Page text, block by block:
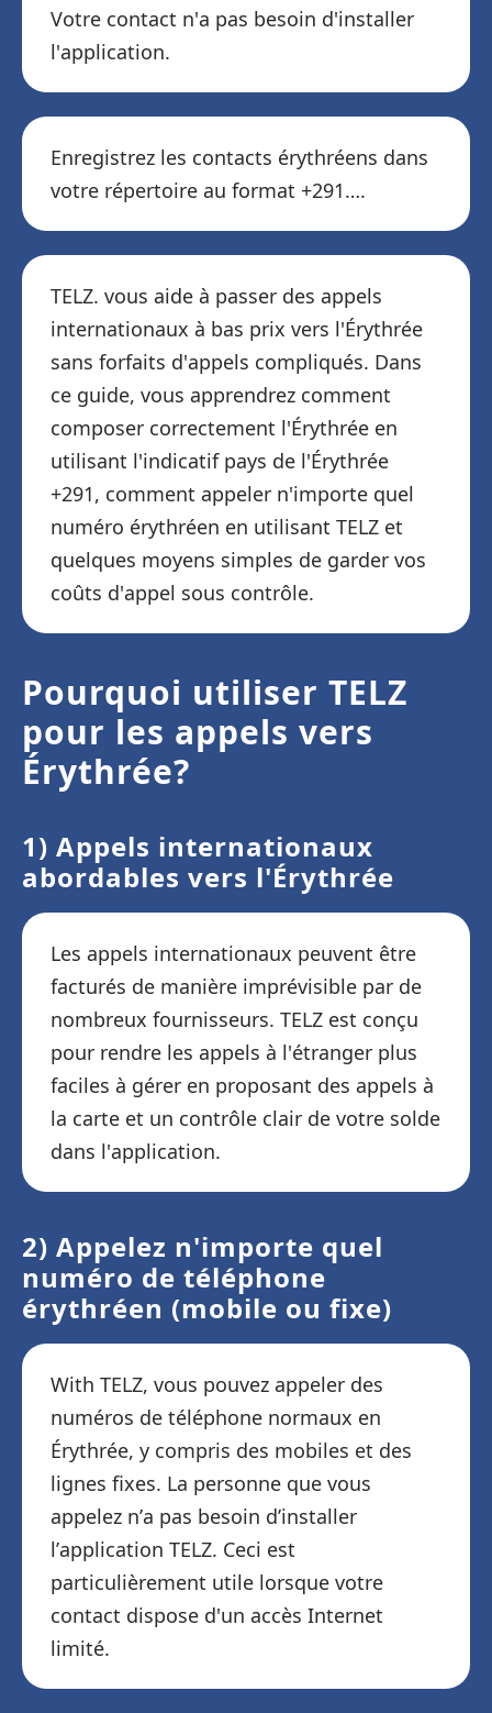
Votre contact n'a pas besoin d'installer
l'application.
Enregistrez les contacts érythréens dans
votre répertoire au format +291….
TELZ. vous aide à passer des appels
internationaux à bas prix vers l'Érythrée
sans forfaits d'appels compliqués. Dans
ce guide, vous apprendrez comment
composer correctement l'Érythrée en
utilisant l'indicatif pays de l'Érythrée
+291, comment appeler n'importe quel
numéro érythréen en utilisant TELZ et
quelques moyens simples de garder vos
coûts d'appel sous contrôle.
Pourquoi utiliser TELZ
pour les appels vers
Érythrée?
1) Appels internationaux
abordables vers l'Érythrée
Les appels internationaux peuvent être
facturés de manière imprévisible par de
nombreux fournisseurs. TELZ est conçu
pour rendre les appels à l'étranger plus
faciles à gérer en proposant des appels à
la carte et un contrôle clair de votre solde
dans l'application.
2) Appelez n'importe quel
numéro de téléphone
érythréen (mobile ou fixe)
With TELZ, vous pouvez appeler des
numéros de téléphone normaux en
Érythrée, y compris des mobiles et des
lignes fixes. La personne que vous
appelez n’a pas besoin d’installer
l’application TELZ. Ceci est
particulièrement utile lorsque votre
contact dispose d'un accès Internet
limité.